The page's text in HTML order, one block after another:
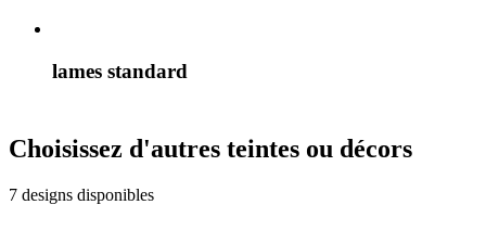
lames standard
Choisissez d'autres teintes ou décors
7 designs disponibles